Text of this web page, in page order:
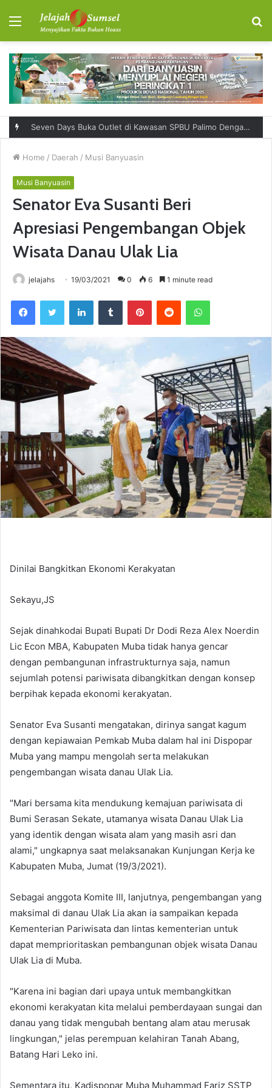
Menu
Seven Days Buka Outlet di Kawasan SPBU Palimo Dengan Konsep One Stop Hangout Destination
Home / Daerah / Musi Banyuasin
Musi Banyuasin
Senator Eva Susanti Beri
Apresiasi Pengembangan Objek
Wisata Danau Ulak Lia
jelajahs 19/03/2021 0 6 1 minute read
Dinilai Bangkitkan Ekonomi Kerakyatan
Sekayu,JS
Sejak dinahkodai Bupati Bupati Dr Dodi Reza Alex Noerdin
Lic Econ MBA, Kabupaten Muba tidak hanya gencar
dengan pembangunan infrastrukturnya saja, namun
sejumlah potensi pariwisata dibangkitkan dengan konsep
berpihak kepada ekonomi kerakyatan.
Senator Eva Susanti mengatakan, dirinya sangat kagum
dengan kepiawaian Pemkab Muba dalam hal ini Dispopar
Muba yang mampu mengolah serta melakukan
pengembangan wisata danau Ulak Lia.
"Mari bersama kita mendukung kemajuan pariwisata di
Bumi Serasan Sekate, utamanya wisata Danau Ulak Lia
yang identik dengan wisata alam yang masih asri dan
alami," ungkapnya saat melaksanakan Kunjungan Kerja ke
Kabupaten Muba, Jumat (19/3/2021).
Sebagai anggota Komite III, lanjutnya, pengembangan yang
maksimal di danau Ulak Lia akan ia sampaikan kepada
Kementerian Pariwisata dan lintas kementerian untuk
dapat memprioritaskan pembangunan objek wisata Danau
Ulak Lia di Muba.
"Karena ini bagian dari upaya untuk membangkitkan
ekonomi kerakyatan kita melalui pemberdayaan sungai dan
danau yang tidak mengubah bentang alam atau merusak
lingkungan," jelas perempuan kelahiran Tanah Abang,
Batang Hari Leko ini.
Sementara itu, Kadispopar Muba Muhammad Fariz SSTP